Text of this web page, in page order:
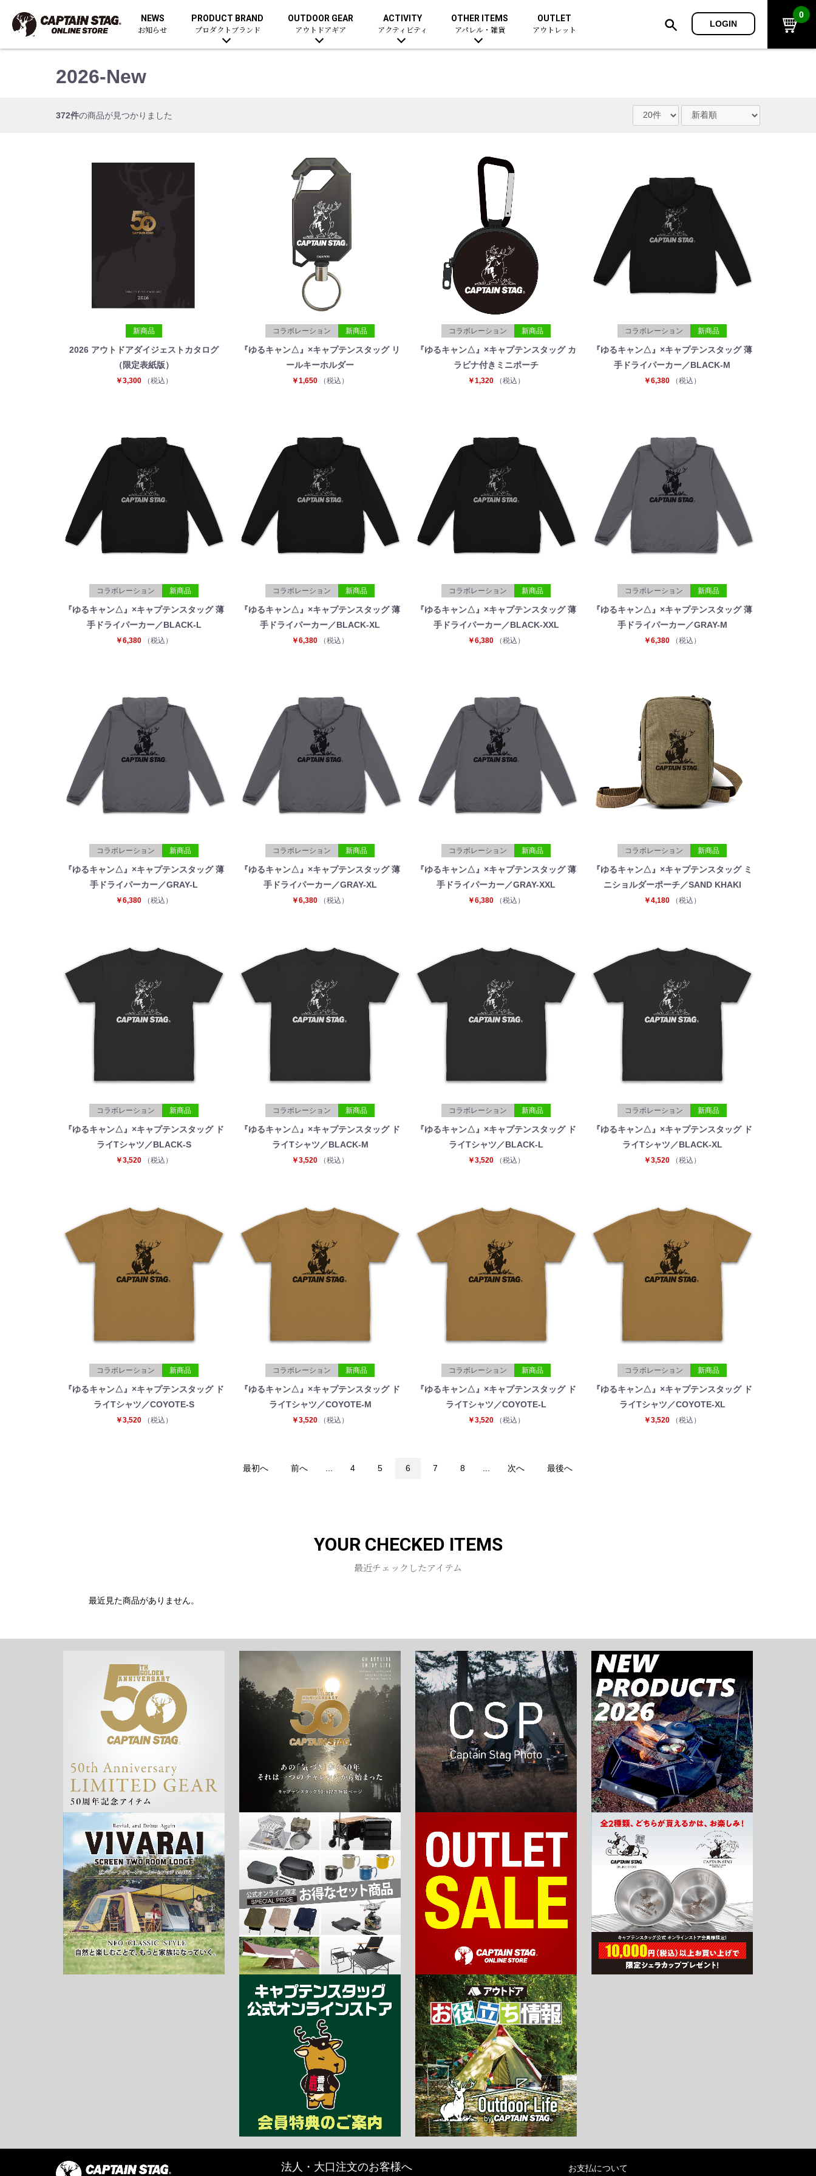
NEWS
お知らせ
PRODUCT BRAND
プロダクトブランド
OUTDOOR GEAR
アウトドアギア
ACTIVITY
アクティビティ
OTHER ITEMS
アパレル・雑貨
OUTLET
アウトレット
LOGIN
0
2026-New
372件の商品が見つかりました
新商品
2026 アウトドアダイジェストカタログ
（限定表紙版）
￥3,300 （税込）
コラボレーション 新商品
『ゆるキャン△』×キャプテンスタッグ リ
ールキーホルダー
￥1,650 （税込）
コラボレーション 新商品
『ゆるキャン△』×キャプテンスタッグ カ
ラビナ付きミニポーチ
￥1,320 （税込）
コラボレーション 新商品
『ゆるキャン△』×キャプテンスタッグ 薄
手ドライパーカー／BLACK-M
￥6,380 （税込）
コラボレーション 新商品
『ゆるキャン△』×キャプテンスタッグ 薄
手ドライパーカー／BLACK-L
￥6,380 （税込）
コラボレーション 新商品
『ゆるキャン△』×キャプテンスタッグ 薄
手ドライパーカー／BLACK-XL
￥6,380 （税込）
コラボレーション 新商品
『ゆるキャン△』×キャプテンスタッグ 薄
手ドライパーカー／BLACK-XXL
￥6,380 （税込）
コラボレーション 新商品
『ゆるキャン△』×キャプテンスタッグ 薄
手ドライパーカー／GRAY-M
￥6,380 （税込）
コラボレーション 新商品
『ゆるキャン△』×キャプテンスタッグ 薄
手ドライパーカー／GRAY-L
￥6,380 （税込）
コラボレーション 新商品
『ゆるキャン△』×キャプテンスタッグ 薄
手ドライパーカー／GRAY-XL
￥6,380 （税込）
コラボレーション 新商品
『ゆるキャン△』×キャプテンスタッグ 薄
手ドライパーカー／GRAY-XXL
￥6,380 （税込）
コラボレーション 新商品
『ゆるキャン△』×キャプテンスタッグ ミ
ニショルダーポーチ／SAND KHAKI
￥4,180 （税込）
コラボレーション 新商品
『ゆるキャン△』×キャプテンスタッグ ド
ライTシャツ／BLACK-S
￥3,520 （税込）
コラボレーション 新商品
『ゆるキャン△』×キャプテンスタッグ ド
ライTシャツ／BLACK-M
￥3,520 （税込）
コラボレーション 新商品
『ゆるキャン△』×キャプテンスタッグ ド
ライTシャツ／BLACK-L
￥3,520 （税込）
コラボレーション 新商品
『ゆるキャン△』×キャプテンスタッグ ド
ライTシャツ／BLACK-XL
￥3,520 （税込）
コラボレーション 新商品
『ゆるキャン△』×キャプテンスタッグ ド
ライTシャツ／COYOTE-S
￥3,520 （税込）
コラボレーション 新商品
『ゆるキャン△』×キャプテンスタッグ ド
ライTシャツ／COYOTE-M
￥3,520 （税込）
コラボレーション 新商品
『ゆるキャン△』×キャプテンスタッグ ド
ライTシャツ／COYOTE-L
￥3,520 （税込）
コラボレーション 新商品
『ゆるキャン△』×キャプテンスタッグ ド
ライTシャツ／COYOTE-XL
￥3,520 （税込）
最初へ 前へ ... 4 5 6 7 8 ... 次へ 最後へ
YOUR CHECKED ITEMS
最近チェックしたアイテム
最近見た商品がありません。
法人・大口注文のお客様へ お支払について